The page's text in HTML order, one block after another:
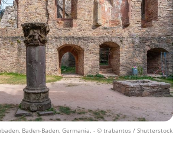
Baden-Baden, Germania. - © trabantos / Shutterstock